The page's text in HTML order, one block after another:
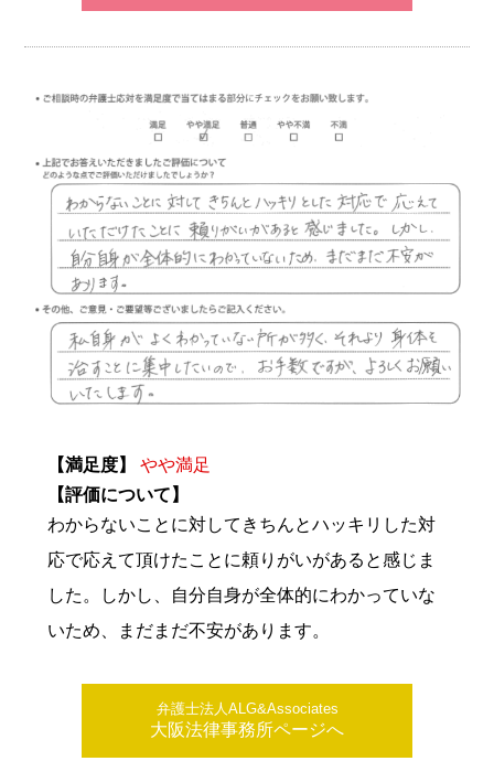
【満足度】
やや満足
【評価について】
わからないことに対してきちんとハッキリした対
応で応えて頂けたことに頼りがいがあると感じま
した。しかし、自分自身が全体的にわかっていな
いため、まだまだ不安があります。
弁護士法人ALG&Associates
大阪法律事務所ページへ